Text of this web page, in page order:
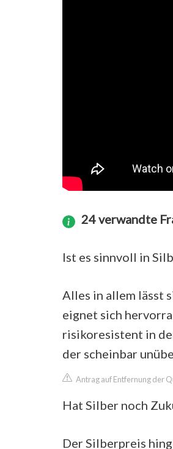
24 verwandte
Ist es sinnvoll in
Alles in allem lässt
eignet sich
risikoresistent in
der scheinbar
Antrag auf Entfernung der
Hat Silber noch
Der Silberpreis